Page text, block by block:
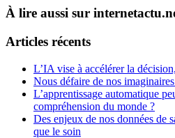
À lire aussi sur
Articles récents
L’IA vise à accélérer la
Nous défaire de nos
L’apprentissage automatique
compréhension du monde ?
Des enjeux de nos données de
que le soin